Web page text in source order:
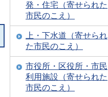
発・住宅（寄せられた
市民のこえ）
上・下水道（寄せられ
た市民のこえ）
市役所・区役所・市民
利用施設（寄せられた
市民のこえ）